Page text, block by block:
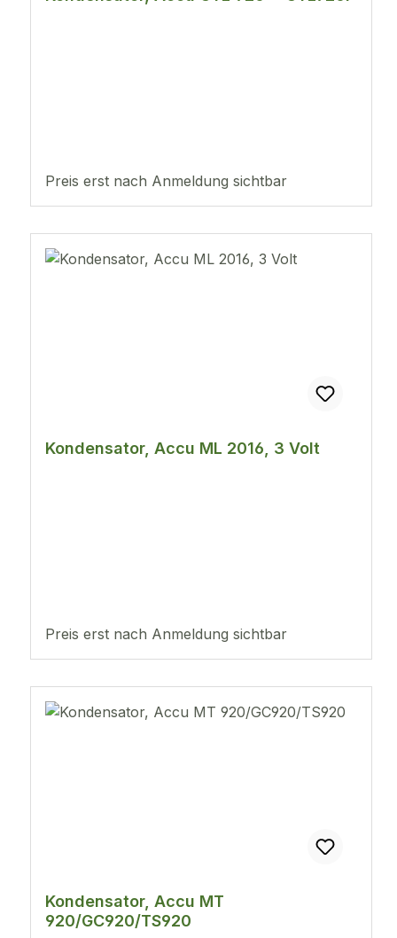
Preis erst nach Anmeldung sichtbar
Kondensator, Accu ML 2016, 3 Volt
Preis erst nach Anmeldung sichtbar
Kondensator, Accu MT
920/GC920/TS920